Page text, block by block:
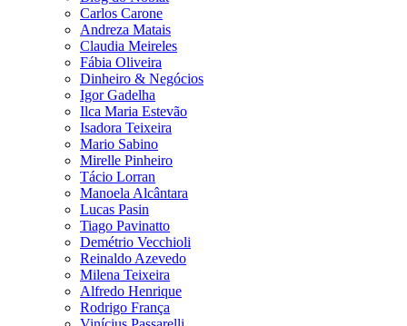
Carlos Carone
Andreza Matais
Claudia Meireles
Fábia Oliveira
Dinheiro & Negócios
Igor Gadelha
Ilca Maria Estevão
Isadora Teixeira
Mario Sabino
Mirelle Pinheiro
Tácio Lorran
Manoela Alcântara
Lucas Pasin
Tiago Pavinatto
Demétrio Vecchioli
Reinaldo Azevedo
Milena Teixeira
Alfredo Henrique
Rodrigo França